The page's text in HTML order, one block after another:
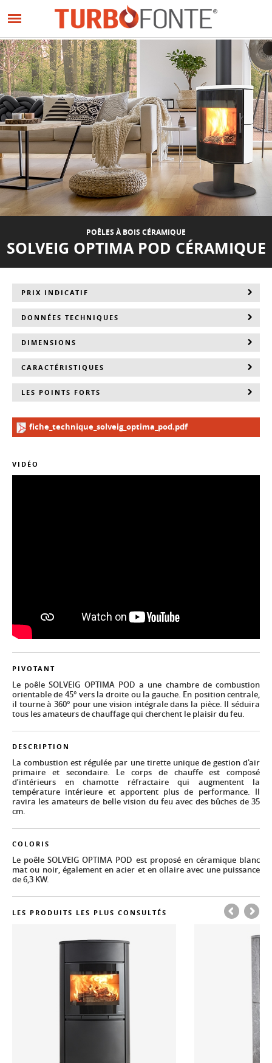
au
principal
POÊLES À BOIS CÉRAMIQUE
SOLVEIG OPTIMA POD CÉRAMIQUE
VIDÉO
PIVOTANT
Le poêle SOLVEIG OPTIMA POD a une chambre de combustion
orientable de 45° vers la droite ou la gauche. En position centrale,
il tourne à 360° pour une vision intégrale dans la pièce. Il séduira
tous les amateurs de chauffage qui cherchent le plaisir du feu.
DESCRIPTION
La combustion est régulée par une tirette unique de gestion d'air
primaire et secondaire. Le corps de chauffe est composé
d’intérieurs en chamotte réfractaire qui augmentent la
température intérieure et apportent plus de performance. Il
ravira les amateurs de belle vision du feu avec des bûches de 35
cm.
COLORIS
Le poêle SOLVEIG OPTIMA POD est proposé en céramique blanc
mat ou noir, également en acier et en ollaire avec une puissance
de 6,3 KW.
PRIX INDICATIF
DONNÉES TECHNIQUES
DIMENSIONS
CARACTÉRISTIQUES
LES POINTS FORTS
fiche_technique_solveig_optima_pod.pdf
LES PRODUITS LES PLUS CONSULTÉS
Panneau de gestion des cookies